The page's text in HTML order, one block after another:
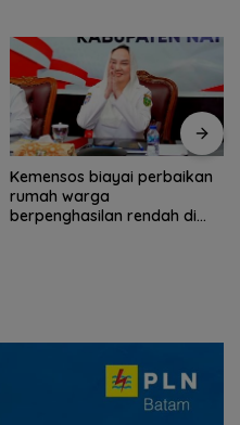
Kemensos biayai perbaikan
rumah warga
berpenghasilan rendah di